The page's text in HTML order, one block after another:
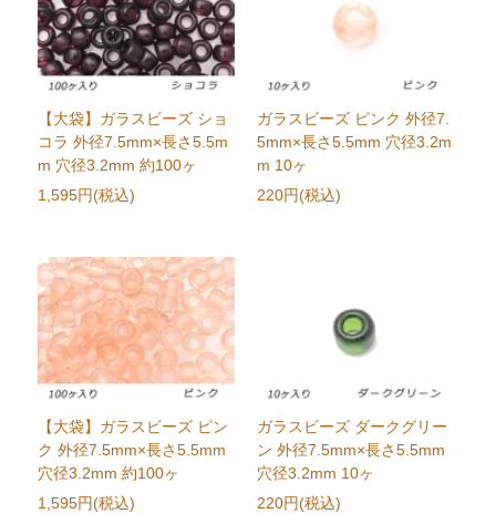
【大袋】ガラスビーズ ショ
コラ 外径7.5mm×長さ5.5m
m 穴径3.2mm 約100ヶ
1,595円(税込)
ガラスビーズ ピンク 外径7.
5mm×長さ5.5mm 穴径3.2m
m 10ヶ
220円(税込)
【大袋】ガラスビーズ ピン
ク 外径7.5mm×長さ5.5mm
穴径3.2mm 約100ヶ
1,595円(税込)
ガラスビーズ ダークグリー
ン 外径7.5mm×長さ5.5mm
穴径3.2mm 10ヶ
220円(税込)